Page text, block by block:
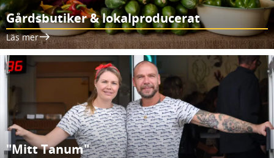
Gårdsbutiker & lokalproducerat
Läs mer
"Mitt Tanum"